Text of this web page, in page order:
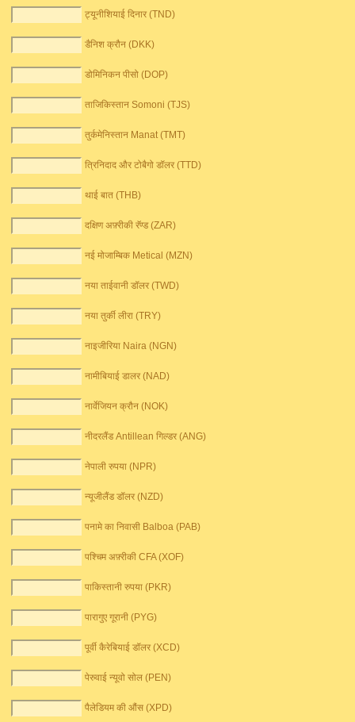
ट्यूनीशियाई दिनार (TND)
डैनिश क्रौन (DKK)
डोमिनिकन पीसो (DOP)
ताजिकिस्तान Somoni (TJS)
तुर्कमेनिस्तान Manat (TMT)
त्रिनिदाद और टोबैगो डॉलर (TTD)
थाई बात (THB)
दक्षिण अफ़्रीकी रॅण्ड (ZAR)
नई मोजाम्बिक Metical (MZN)
नया ताईवानी डॉलर (TWD)
नया तुर्की लीरा (TRY)
नाइजीरिया Naira (NGN)
नामीबियाई डालर (NAD)
नार्वेजियन क्रौन (NOK)
नीदरलैंड Antillean गिल्डर (ANG)
नेपाली रुपया (NPR)
न्यूजीलैंड डॉलर (NZD)
पनामे का निवासी Balboa (PAB)
पश्चिम अफ़्रीकी CFA (XOF)
पाकिस्तानी रुपया (PKR)
पारागुए गूरानी (PYG)
पूर्वी कैरेबियाई डॉलर (XCD)
पेरुवाई न्यूवो सोल (PEN)
पैलेडियम की औंस (XPD)